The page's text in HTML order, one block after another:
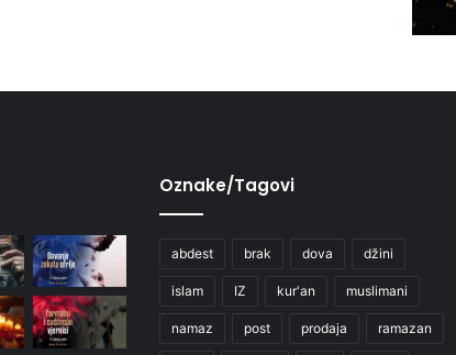
Oznake/Tagovi
abdest brak dova džini
islam IZ kur'an muslimani
namaz post prodaja ramazan